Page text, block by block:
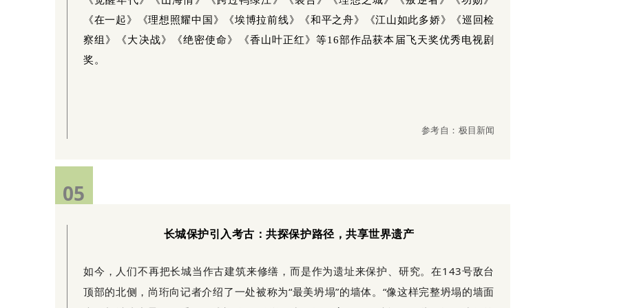
《在一起》《理想照耀中国》《埃博拉前线》《和平之舟》《江山如此多娇》《巡回检
察组》《大决战》《绝密使命》《香山叶正红》等16部作品获本届飞天奖优秀电视剧
奖。
参考自：极目新闻
05
长城保护引入考古：共探保护路径，共享世界遗产
如今，人们不再把长城当作古建筑来修缮，而是作为遗址来保护、研究。在143号敌台
顶部的北侧，尚珩向记者介绍了一处被称为“最美坍塌”的墙体。“像这样完整坍塌的墙面